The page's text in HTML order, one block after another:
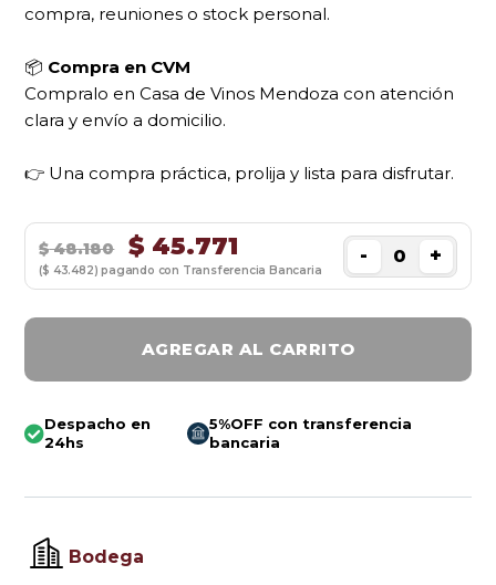
compra, reuniones o stock personal.
📦 Compra en CVM
Compralo en Casa de Vinos Mendoza con atención
clara y envío a domicilio.
👉 Una compra práctica, prolija y lista para disfrutar.
$48.180 $45.771
($ 43.482) pagando con Transferencia Bancaria
- +
AGREGAR AL CARRITO
Despacho en
24hs
5%OFF con transferencia
bancaria
Bodega